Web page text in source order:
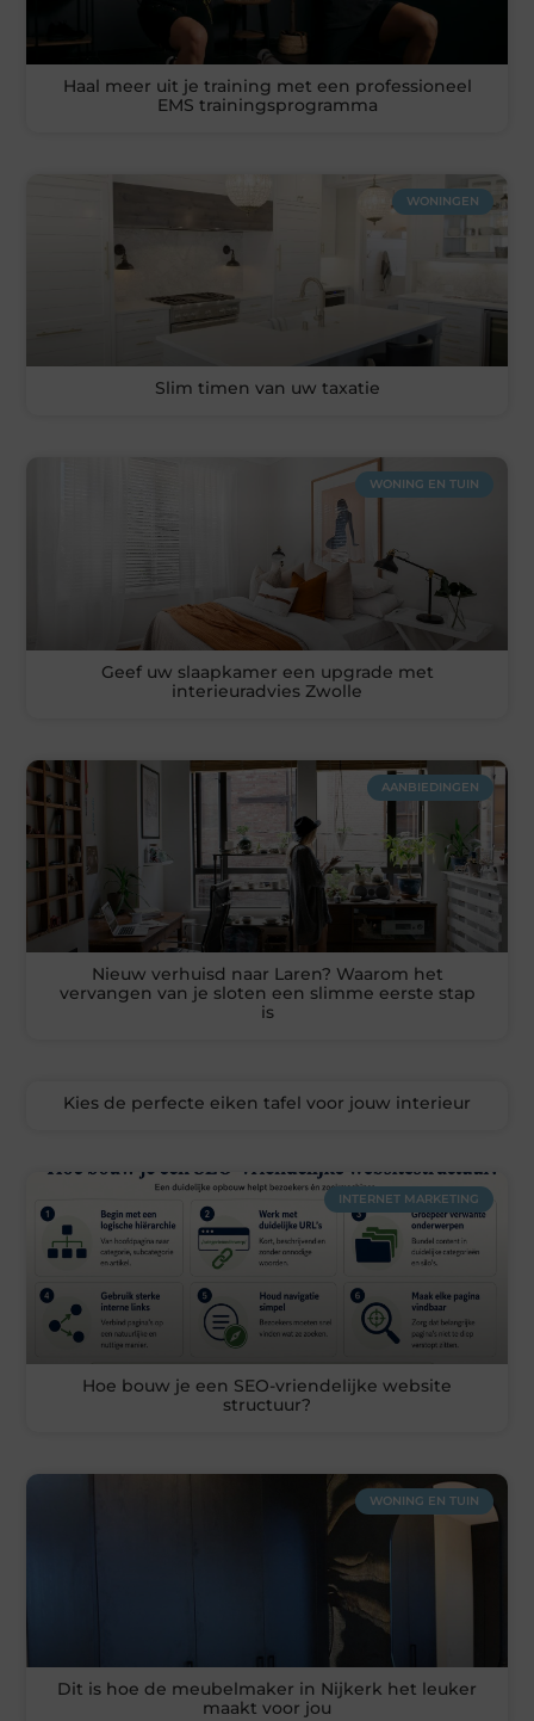
Haal meer uit je training met een professioneel
EMS trainingsprogramma
WONINGEN
Slim timen van uw taxatie
WONING EN TUIN
Geef uw slaapkamer een upgrade met
interieuradvies Zwolle
AANBIEDINGEN
Nieuw verhuisd naar Laren? Waarom het
vervangen van je sloten een slimme eerste stap
is
Kies de perfecte eiken tafel voor jouw interieur
INTERNET MARKETING
Hoe bouw je een SEO-vriendelijke website
structuur?
WONING EN TUIN
Dit is hoe de meubelmaker in Nijkerk het leuker
maakt voor jou